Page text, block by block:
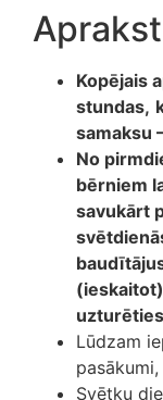
Kopējais
stundas,
samaksu
No
bērniem
savukārt
Lūdzam
Svētku